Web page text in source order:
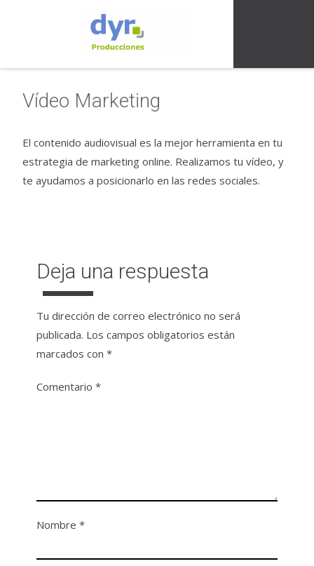
Vídeo Marketing
El contenido audiovisual es la mejor herramienta en tu
estrategia de marketing online. Realizamos tu vídeo, y
te ayudamos a posicionarlo en las redes sociales.
Deja una respuesta
Tu dirección de correo electrónico no será
publicada. Los campos obligatorios están
marcados con*
Comentario*
Nombre*